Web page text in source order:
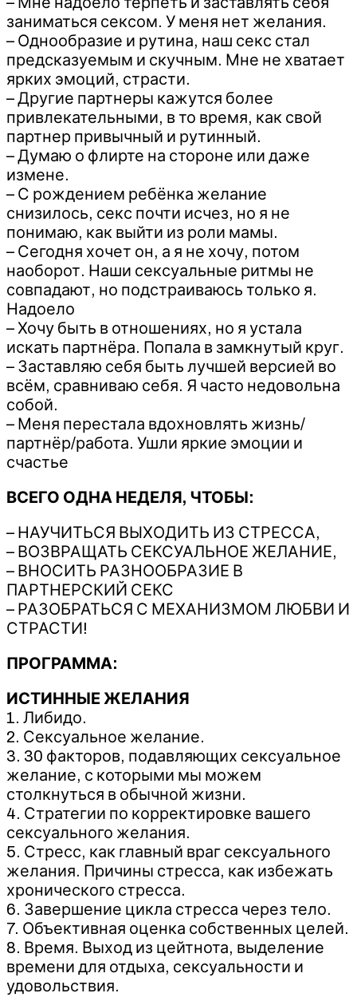
заниматься сексом. У меня нет желания.
– Однообразие и рутина, наш секс стал
предсказуемым и скучным. Мне не хватает
ярких эмоций, страсти.
– Другие партнеры кажутся более
привлекательными, в то время, как свой
партнер привычный и рутинный.
– Думаю о флирте на стороне или даже
измене.
– С рождением ребёнка желание
снизилось, секс почти исчез, но я не
понимаю, как выйти из роли мамы.
– Сегодня хочет он, а я не хочу, потом
наоборот. Наши сексуальные ритмы не
совпадают, но подстраиваюсь только я.
Надоело
– Хочу быть в отношениях, но я устала
искать партнёра. Попала в замкнутый круг.
– Заставляю себя быть лучшей версией во
всём, сравниваю себя. Я часто недовольна
собой.
– Меня перестала вдохновлять жизнь/
партнёр/работа. Ушли яркие эмоции и
счастье
ВСЕГО ОДНА НЕДЕЛЯ, ЧТОБЫ:
– НАУЧИТЬСЯ ВЫХОДИТЬ ИЗ СТРЕССА,
– ВОЗВРАЩАТЬ СЕКСУАЛЬНОЕ ЖЕЛАНИЕ,
– ВНОСИТЬ РАЗНООБРАЗИЕ В
ПАРТНЕРСКИЙ СЕКС
– РАЗОБРАТЬСЯ С МЕХАНИЗМОМ ЛЮБВИ И
СТРАСТИ!
ПРОГРАММА:
ИСТИННЫЕ ЖЕЛАНИЯ
1. Либидо.
2. Сексуальное желание.
3. 30 факторов, подавляющих сексуальное
желание, с которыми мы можем
столкнуться в обычной жизни.
4. Стратегии по корректировке вашего
сексуального желания.
5. Стресс, как главный враг сексуального
желания. Причины стресса, как избежать
хронического стресса.
6. Завершение цикла стресса через тело.
7. Объективная оценка собственных целей.
8. Время. Выход из цейтнота, выделение
времени для отдыха, сексуальности и
удовольствия.